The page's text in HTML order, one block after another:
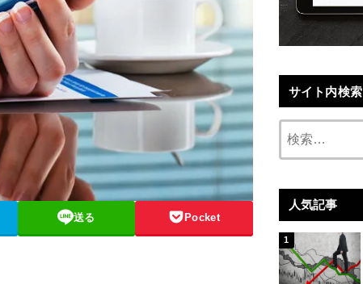
送る Pocket
サイト内検索
人気記事